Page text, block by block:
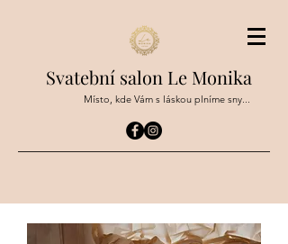
Svatební salon Le Monika
Místo, kde Vám s láskou plníme sny...